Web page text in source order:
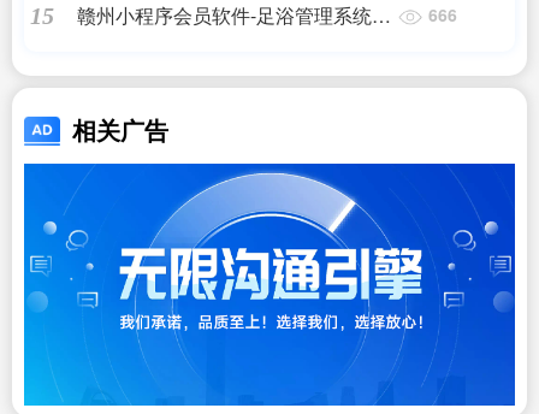
15
赣州小程序会员软件-足浴管理系统供
666
相关广告